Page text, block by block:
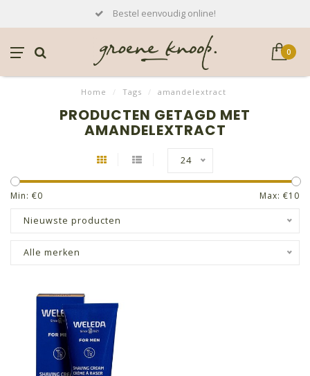
Bestel eenvoudig online!
0
Home / Tags / amandelextract
PRODUCTEN GETAGD MET
AMANDELEXTRACT
24
Min: €0 Max: €10
Nieuwste producten
Alle merken